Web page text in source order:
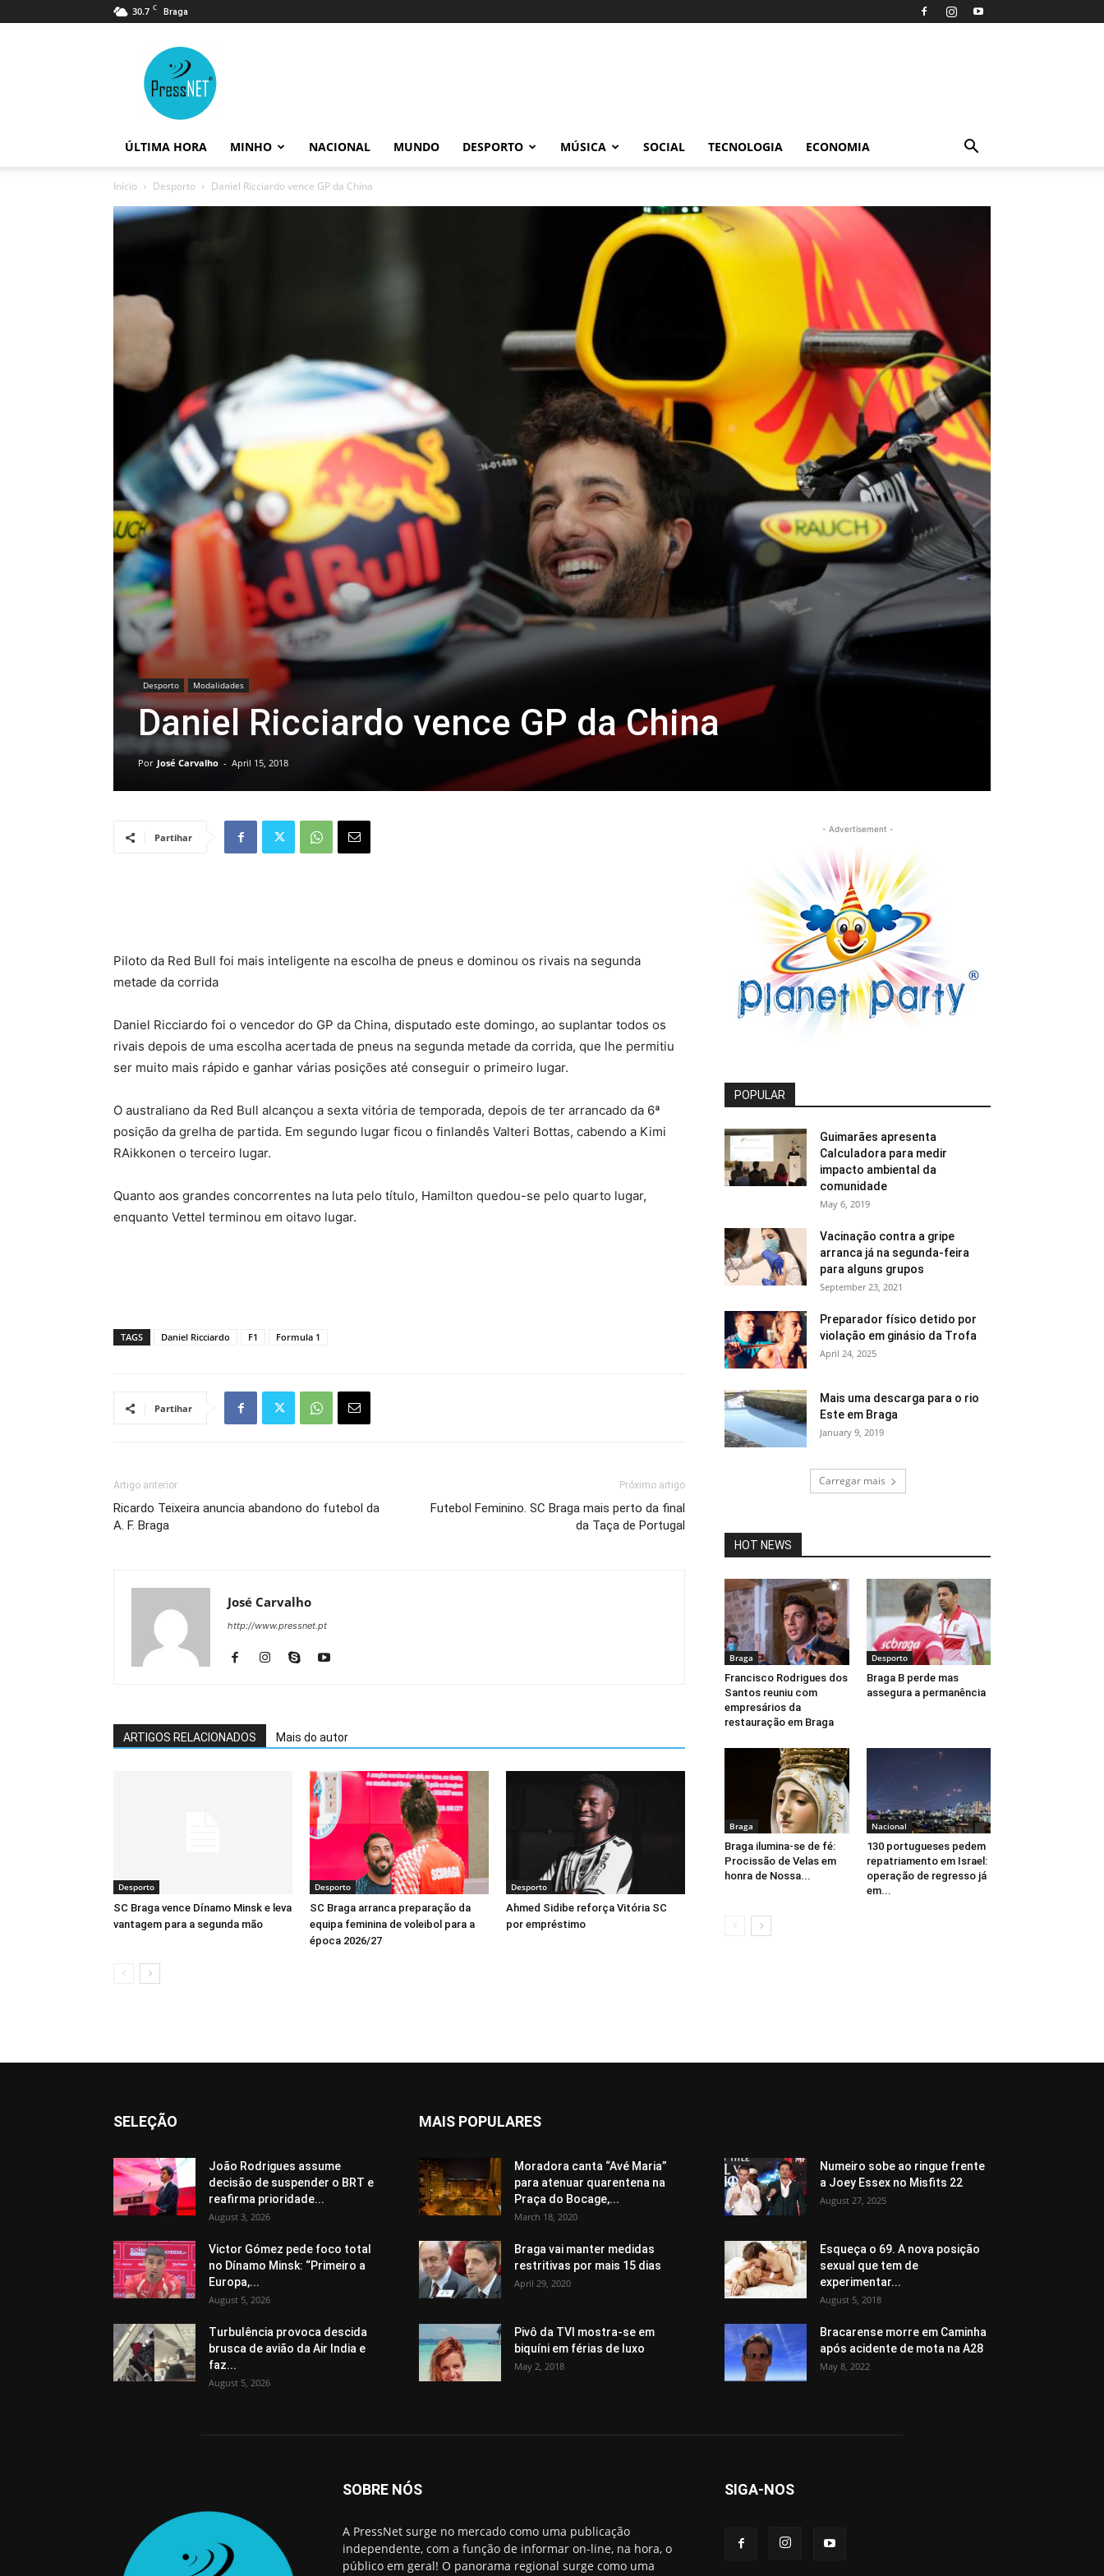
30.7 C Braga
ÚLTIMA HORA MINHO NACIONAL MUNDO DESPORTO MÚSICA SOCIAL TECNOLOGIA ECONOMIA
Início Desporto Daniel Ricciardo vence GP da China
Desporto Modalidades
Daniel Ricciardo vence GP da China
Por José Carvalho - April 15, 2018
Partihar
Piloto da Red Bull foi mais inteligente na escolha de pneus e dominou os rivais na segunda
metade da corrida
Daniel Ricciardo foi o vencedor do GP da China, disputado este domingo, ao suplantar todos os
rivais depois de uma escolha acertada de pneus na segunda metade da corrida, que lhe permitiu
ser muito mais rápido e ganhar várias posições até conseguir o primeiro lugar.
O australiano da Red Bull alcançou a sexta vitória de temporada, depois de ter arrancado da 6ª
posição da grelha de partida. Em segundo lugar ficou o finlandês Valteri Bottas, cabendo a Kimi
RAikkonen o terceiro lugar.
Quanto aos grandes concorrentes na luta pelo título, Hamilton quedou-se pelo quarto lugar,
enquanto Vettel terminou em oitavo lugar.
TAGS Daniel Ricciardo F1 Formula 1
Partihar
Artigo anterior
Ricardo Teixeira anuncia abandono do futebol da
A. F. Braga
Próximo artigo
Futebol Feminino. SC Braga mais perto da final
da Taça de Portugal
José Carvalho
http://www.pressnet.pt
ARTIGOS RELACIONADOS Mais do autor
Desporto
SC Braga vence Dínamo Minsk e leva
vantagem para a segunda mão
Desporto
SC Braga arranca preparação da
equipa feminina de voleibol para a
época 2026/27
Desporto
Ahmed Sidibe reforça Vitória SC
por empréstimo
- Advertisement -
POPULAR
Guimarães apresenta
Calculadora para medir
impacto ambiental da
comunidade
May 6, 2019
Vacinação contra a gripe
arranca já na segunda-feira
para alguns grupos
September 23, 2021
Preparador físico detido por
violação em ginásio da Trofa
April 24, 2025
Mais uma descarga para o rio
Este em Braga
January 9, 2019
Carregar mais
HOT NEWS
Braga
Francisco Rodrigues dos
Santos reuniu com
empresários da
restauração em Braga
Desporto
Braga B perde mas
assegura a permanência
Braga
Braga ilumina-se de fé:
Procissão de Velas em
honra de Nossa...
Nacional
130 portugueses pedem
repatriamento em Israel:
operação de regresso já
em...
SELEÇÃO
João Rodrigues assume
decisão de suspender o BRT e
reafirma prioridade...
August 3, 2026
Victor Gómez pede foco total
no Dínamo Minsk: “Primeiro a
Europa,...
August 5, 2026
Turbulência provoca descida
brusca de avião da Air India e
faz...
August 5, 2026
MAIS POPULARES
Moradora canta “Avé Maria”
para atenuar quarentena na
Praça do Bocage,...
March 18, 2020
Numeiro sobe ao ringue frente
a Joey Essex no Misfits 22
August 27, 2025
Braga vai manter medidas
restritivas por mais 15 dias
April 29, 2020
Esqueça o 69. A nova posição
sexual que tem de
experimentar...
August 5, 2018
Pivô da TVI mostra-se em
biquíni em férias de luxo
May 2, 2018
Bracarense morre em Caminha
após acidente de mota na A28
May 8, 2022
SOBRE NÓS
A PressNet surge no mercado como uma publicação
independente, com a função de informar on-line, na hora, o
público em geral! O panorama regional surge como uma
SIGA-NOS